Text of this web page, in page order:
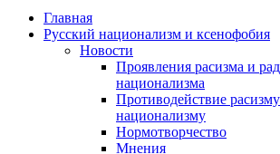
Главная
Русский национализм и ксенофобия
Новости
Проявления расизма и
национализма
Противодействие
национализму
Нормотворчество
Мнения